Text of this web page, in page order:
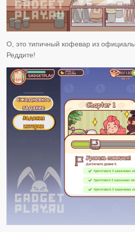
О, это типичный кофевар из
Реддите!